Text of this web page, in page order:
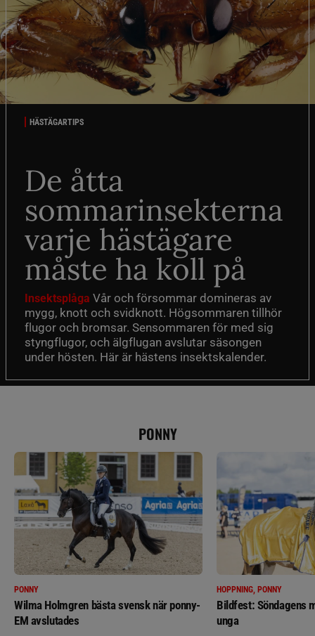
HÄSTÄGARTIPS
De åtta
sommarinsekterna
varje hästägare
måste ha koll på
Insektsplåga Vår och försommar domineras av
mygg, knott och svidknott. Högsommaren tillhör
flugor och bromsar. Sensommaren för med sig
styngflugor, och älgflugan avslutar säsongen
under hösten. Här är hästens insektskalender.
PONNY
PONNY
Wilma Holmgren bästa svensk när ponny-
EM avslutades
HOPPNING, PONNY
Bildfest: Söndagens
unga